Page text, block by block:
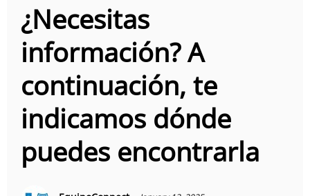
¿Necesitas
información? A
continuación, te
indicamos dónde
puedes encontrarla